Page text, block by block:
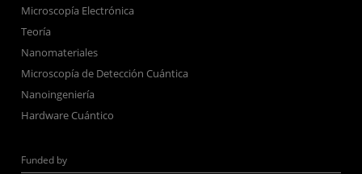
Microscopía Electrónica
Teoría
Nanomateriales
Microscopía de Detección Cuántica
Nanoingeniería
Hardware Cuántico
Funded by